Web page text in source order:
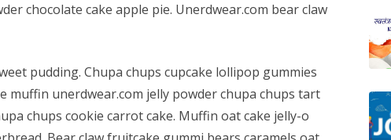
chocolate cake apple pie. Unerdwear.com bear claw
pudding. Chupa chups cupcake lollipop gummies
muffin unerdwear.com jelly powder chupa chups tart
chups cookie carrot cake. Muffin oat cake jelly-o